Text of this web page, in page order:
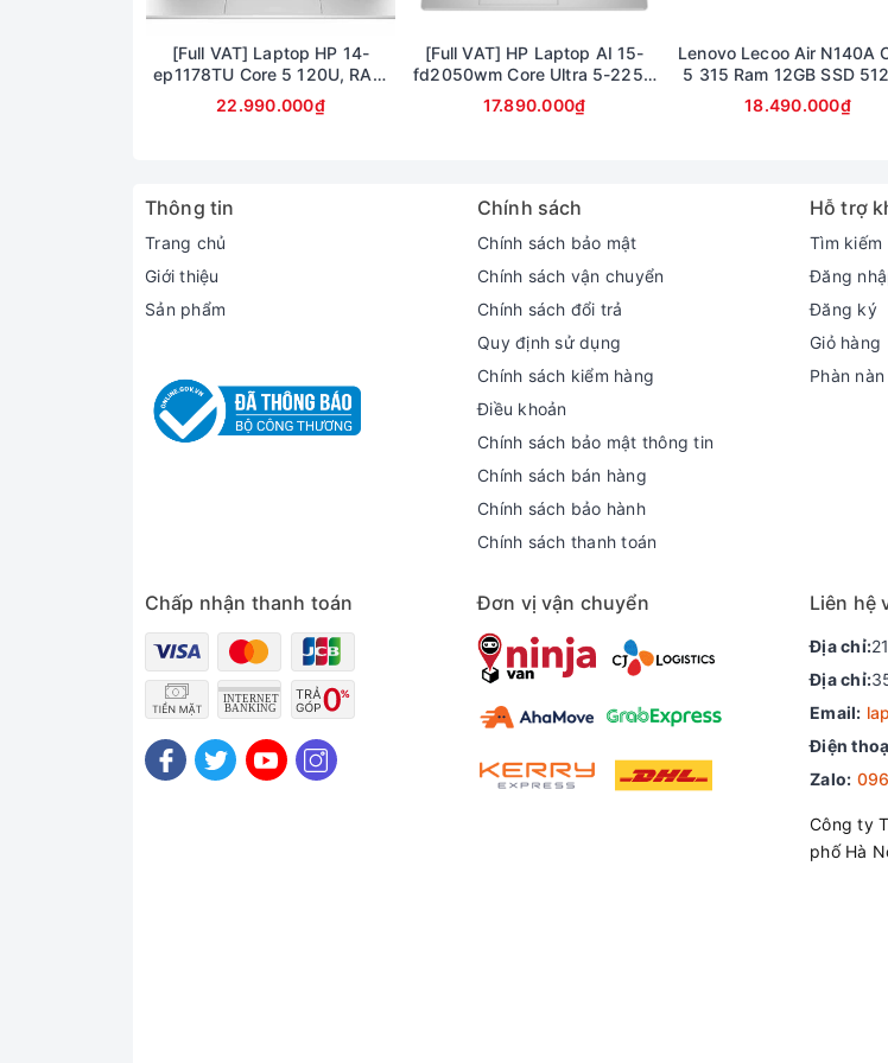
Đầu đọc thông mình (Optional)
Hệ thống tản nhiệt
Liên hệ ngay đội ngũ hỗ trợ để nhận bộ
[Full VAT] Laptop HP 14-
ep1178TU Core 5 120U, RAM
16GB, SSD 1TB, 14 inch FHD,
Windows 11
22.990.000₫
[Full VAT] HP Laptop AI 15-
fd2050wm Core Ultra 5-225U
Ram 8GB SSD 512GB Màn hình
15.6inch FullHD Touch
17.890.000₫
Lenovo Lecoo Air N140A
5 315 Ram 12GB SSD
Màn hình 14inch FullHD
18.490.000₫
Thông tin
Trang chủ
Giới thiệu
Sản phẩm
Chính sách
Chính sách bảo mật
Chính sách vận chuyển
Chính sách đổi trả
Quy định sử dụng
Chính sách kiểm hàng
Điều khoản
Chính sách bảo mật thông tin
Chính sách bán hàng
Chính sách bảo hành
Chính sách thanh toán
Hỗ trợ
Tìm kiếm
Đăng
Đăng ký
Giỏ hàng
Phàn
Chấp nhận thanh toán Đơn vị vận chuyển Liên hệ
Địa chỉ:
Địa chỉ:
Email:
Điện
Zalo:
Công ty
phố Hà